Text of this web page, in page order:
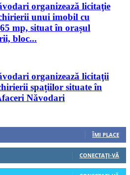
organizează licitaţie
unui imobil cu
mp, situat în orașul
bloc...
organizează licitaţii
spațiilor situate în
Năvodari
ÎMI PLACE
CONECTAȚI-VĂ